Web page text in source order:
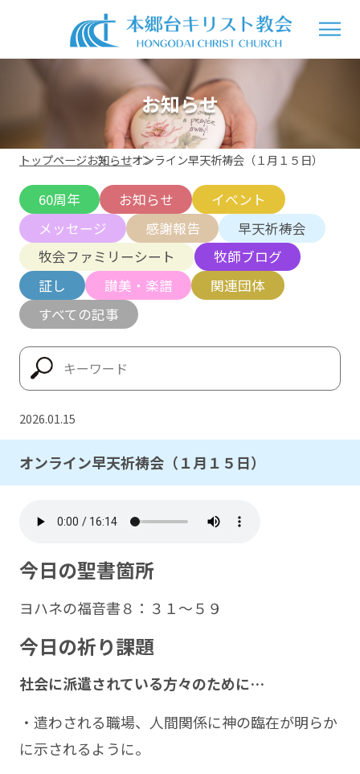
お知らせ
トップページお知らせオンライン早天祈祷会（１月１５日）
60周年 お知らせ
イベント
メッセージ
感謝報告
早天祈祷会
牧会ファミリーシート
牧師ブログ
証し
讃美・楽譜
関連団体
すべての記事
2026.01.15
オンライン早天祈祷会（１月１５日）
今日の聖書箇所
ヨハネの福音書８：３１～５９
今日の祈り課題
社会に派遣されている方々のために…
・遣わされる職場、人間関係に神の臨在が明らか
に示されるように。